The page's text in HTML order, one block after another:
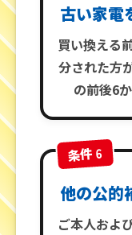
古い家電
買い換える
分された方
の前後6
条件 6
他の公的
ご本人およ